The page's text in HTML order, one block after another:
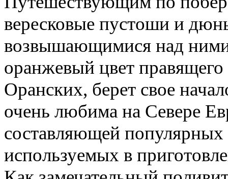
вересковые пустоши и
возвышающимися над ними
оранжевый цвет
Оранских, берет свое
очень любима на Севере
составляющей
используемых в